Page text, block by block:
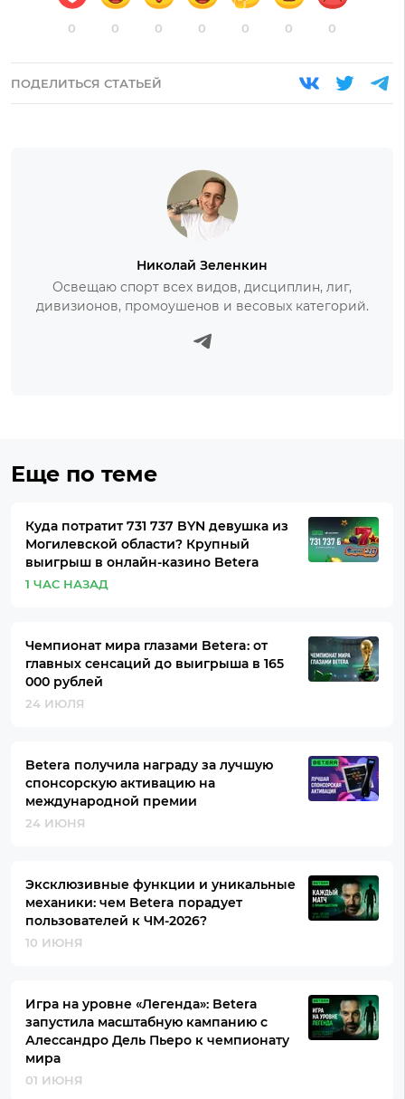
0 0 0 0 0 0 0
ПОДЕЛИТЬСЯ СТАТЬЕЙ
Николай Зеленкин
Освещаю спорт всех видов, дисциплин, лиг,
дивизионов, промоушенов и весовых категорий.
Еще по теме
Куда потратит 731 737 BYN девушка из
Могилевской области? Крупный
выигрыш в онлайн-казино Betera
1 ЧАС НАЗАД
Чемпионат мира глазами Betera: от
главных сенсаций до выигрыша в 165
000 рублей
24 ИЮЛЯ
Betera получила награду за лучшую
спонсорскую активацию на
международной премии
24 ИЮНЯ
Эксклюзивные функции и уникальные
механики: чем Betera порадует
пользователей к ЧМ-2026?
10 ИЮНЯ
Игра на уровне «Легенда»: Betera
запустила масштабную кампанию с
Алессандро Дель Пьеро к чемпионату
мира
01 ИЮНЯ